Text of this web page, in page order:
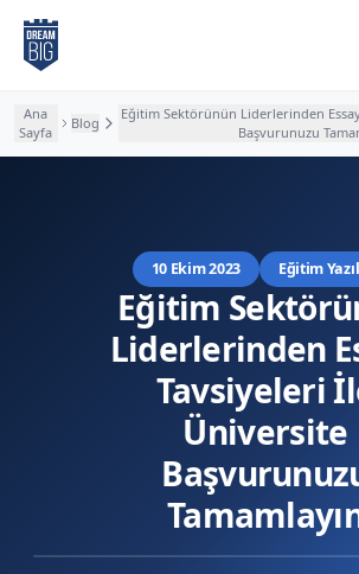
Ana içeriğe atla
Ana
Sayfa
Blog
Eğitim Sektörünün Liderlerinden
Başvurunuzu
10 Ekim 2023 Eğitim
Eğitim
Liderlerinden
Tavsiyeleri
Üniversite